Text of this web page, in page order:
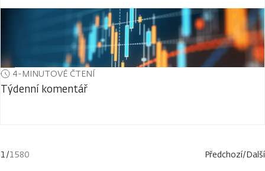
4-MINUTOVÉ ČTENÍ
Týdenní komentář
1/1580 Předchozí/Další